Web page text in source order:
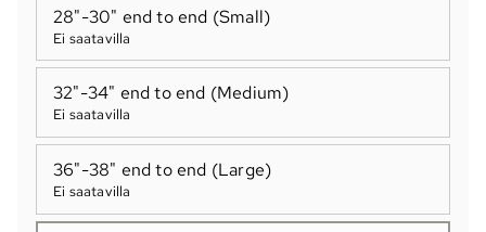
28"-30" end to end (Small)
Ei saatavilla
32"-34" end to end (Medium)
Ei saatavilla
36"-38" end to end (Large)
Ei saatavilla